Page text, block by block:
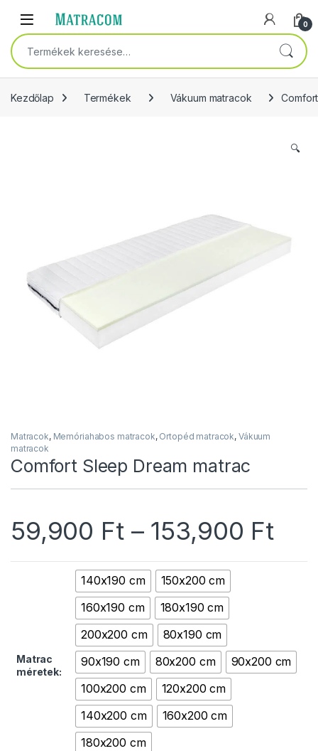
Open 0
Keresés a következőre:
Kezdőlap Termékek Vákuum matracok
🔍
Matracok, Memóriahabos matracok, Ortopéd matracok, Vákuum
matracok
Comfort Sleep Dream matrac
59,900 Ft – 153,900 Ft
Matrac
méretek:
140x190 cm
150x200 cm
160x190 cm
180x190 cm
200x200 cm
80x190 cm
90x190 cm
80x200 cm
90x200 cm
100x200 cm
120x200 cm
140x200 cm
160x200 cm
180x200 cm